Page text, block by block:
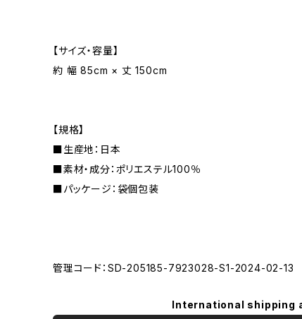
【サイズ・容量】
約 幅 85cm × 丈 150cm
【規格】
■生産地：日本
■素材・成分：ポリエステル100％
■パッケージ：袋個包装
管理コード：SD-205185-7923028-S1-2024-02-13
International shipping